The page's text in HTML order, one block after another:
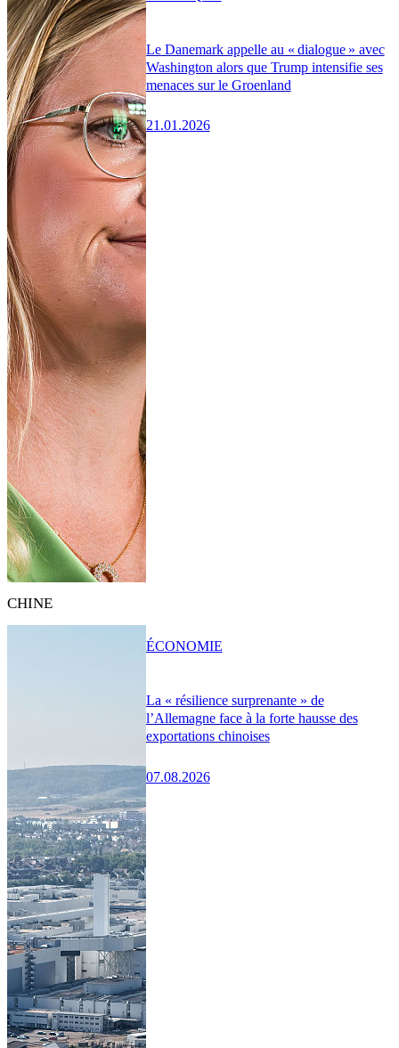
Le Danemark appelle au « dialogue » avec
Washington alors que Trump intensifie ses
menaces sur le Groenland
21.01.2026
CHINE
La « résilience surprenante » de
l’Allemagne face à la forte hausse des
exportations chinoises
07.08.2026
ÉCONOMIE